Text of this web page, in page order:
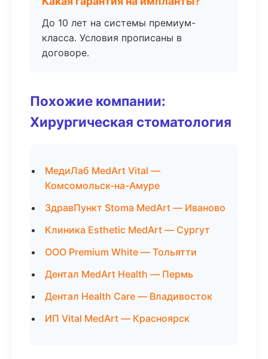
До 10 лет на системы премиум-
класса. Условия прописаны в
договоре.
Похожие компании:
Хирургическая стоматология
МедиЛаб MedArt Vital —
Комсомольск-на-Амуре
ЗдравПункт Stoma MedArt — Иваново
Клиника Esthetic MedArt — Сургут
ООО Premium White — Тольятти
Дентал MedArt Health — Пермь
Дентал Health Care — Владивосток
ИП Vital MedArt — Красноярск